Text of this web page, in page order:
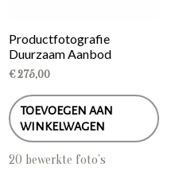
Productfotografie
Duurzaam Aanbod
€275,00
TOEVOEGEN AAN
WINKELWAGEN
20 bewerkte foto’s